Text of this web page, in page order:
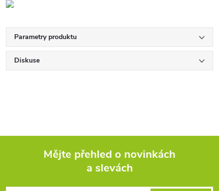
Parametry produktu
Diskuse
Mějte přehled o novinkách
a slevách